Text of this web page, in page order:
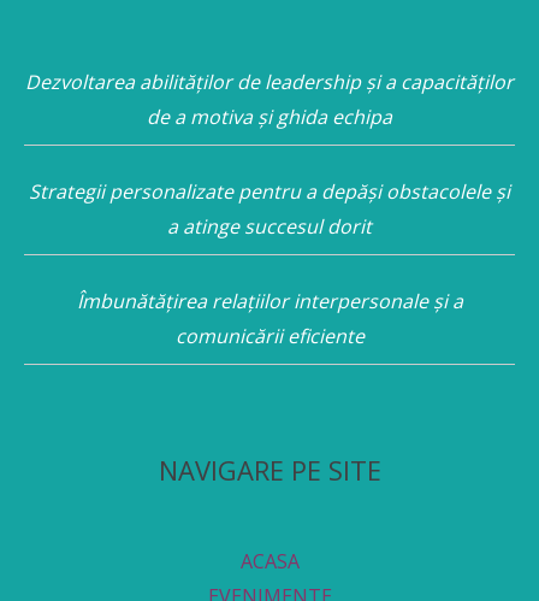
Dezvoltarea abilităților de leadership și a capacităților
de a motiva și ghida echipa
Strategii personalizate pentru a depăși obstacolele și
a atinge succesul dorit
Îmbunătățirea relațiilor interpersonale și a
comunicării eficiente
NAVIGARE PE SITE
ACASA